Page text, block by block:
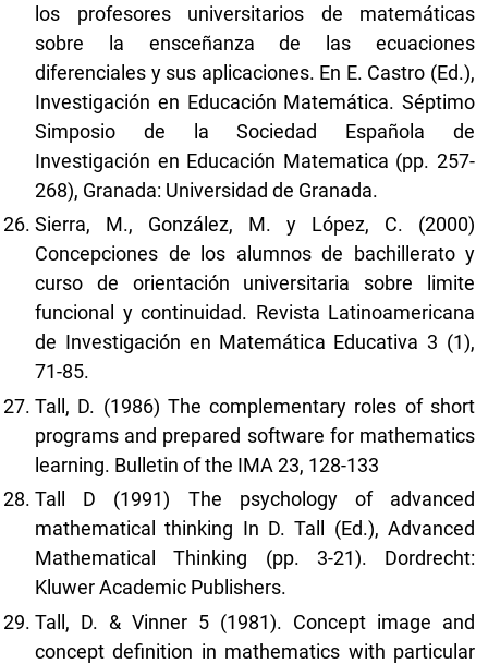
los profesores universitarios de matemáticas
sobre la ensceñanza de las ecuaciones
diferenciales y sus aplicaciones. En E. Castro (Ed.),
Investigación en Educación Matemática. Séptimo
Simposio de la Sociedad Española de
Investigación en Educación Matematica (pp. 257-
268), Granada: Universidad de Granada.
Sierra, M., González, M. y López, C. (2000)
Concepciones de los alumnos de bachillerato y
curso de orientación universitaria sobre limite
funcional y continuidad. Revista Latinoamericana
de Investigación en Matemática Educativa 3 (1),
71-85.
Tall, D. (1986) The complementary roles of short
programs and prepared software for mathematics
learning. Bulletin of the IMA 23, 128-133
Tall D (1991) The psychology of advanced
mathematical thinking In D. Tall (Ed.), Advanced
Mathematical Thinking (pp. 3-21). Dordrecht:
Kluwer Academic Publishers.
Tall, D. & Vinner 5 (1981). Concept image and
concept definition in mathematics with particular